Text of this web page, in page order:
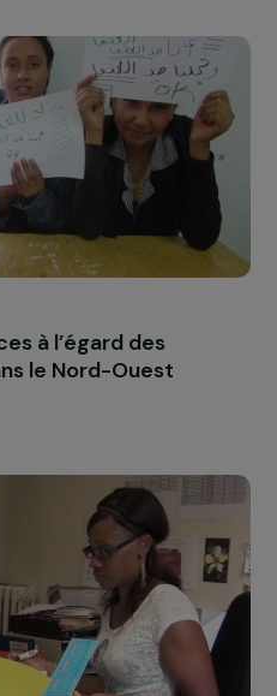
pour les
à travers la